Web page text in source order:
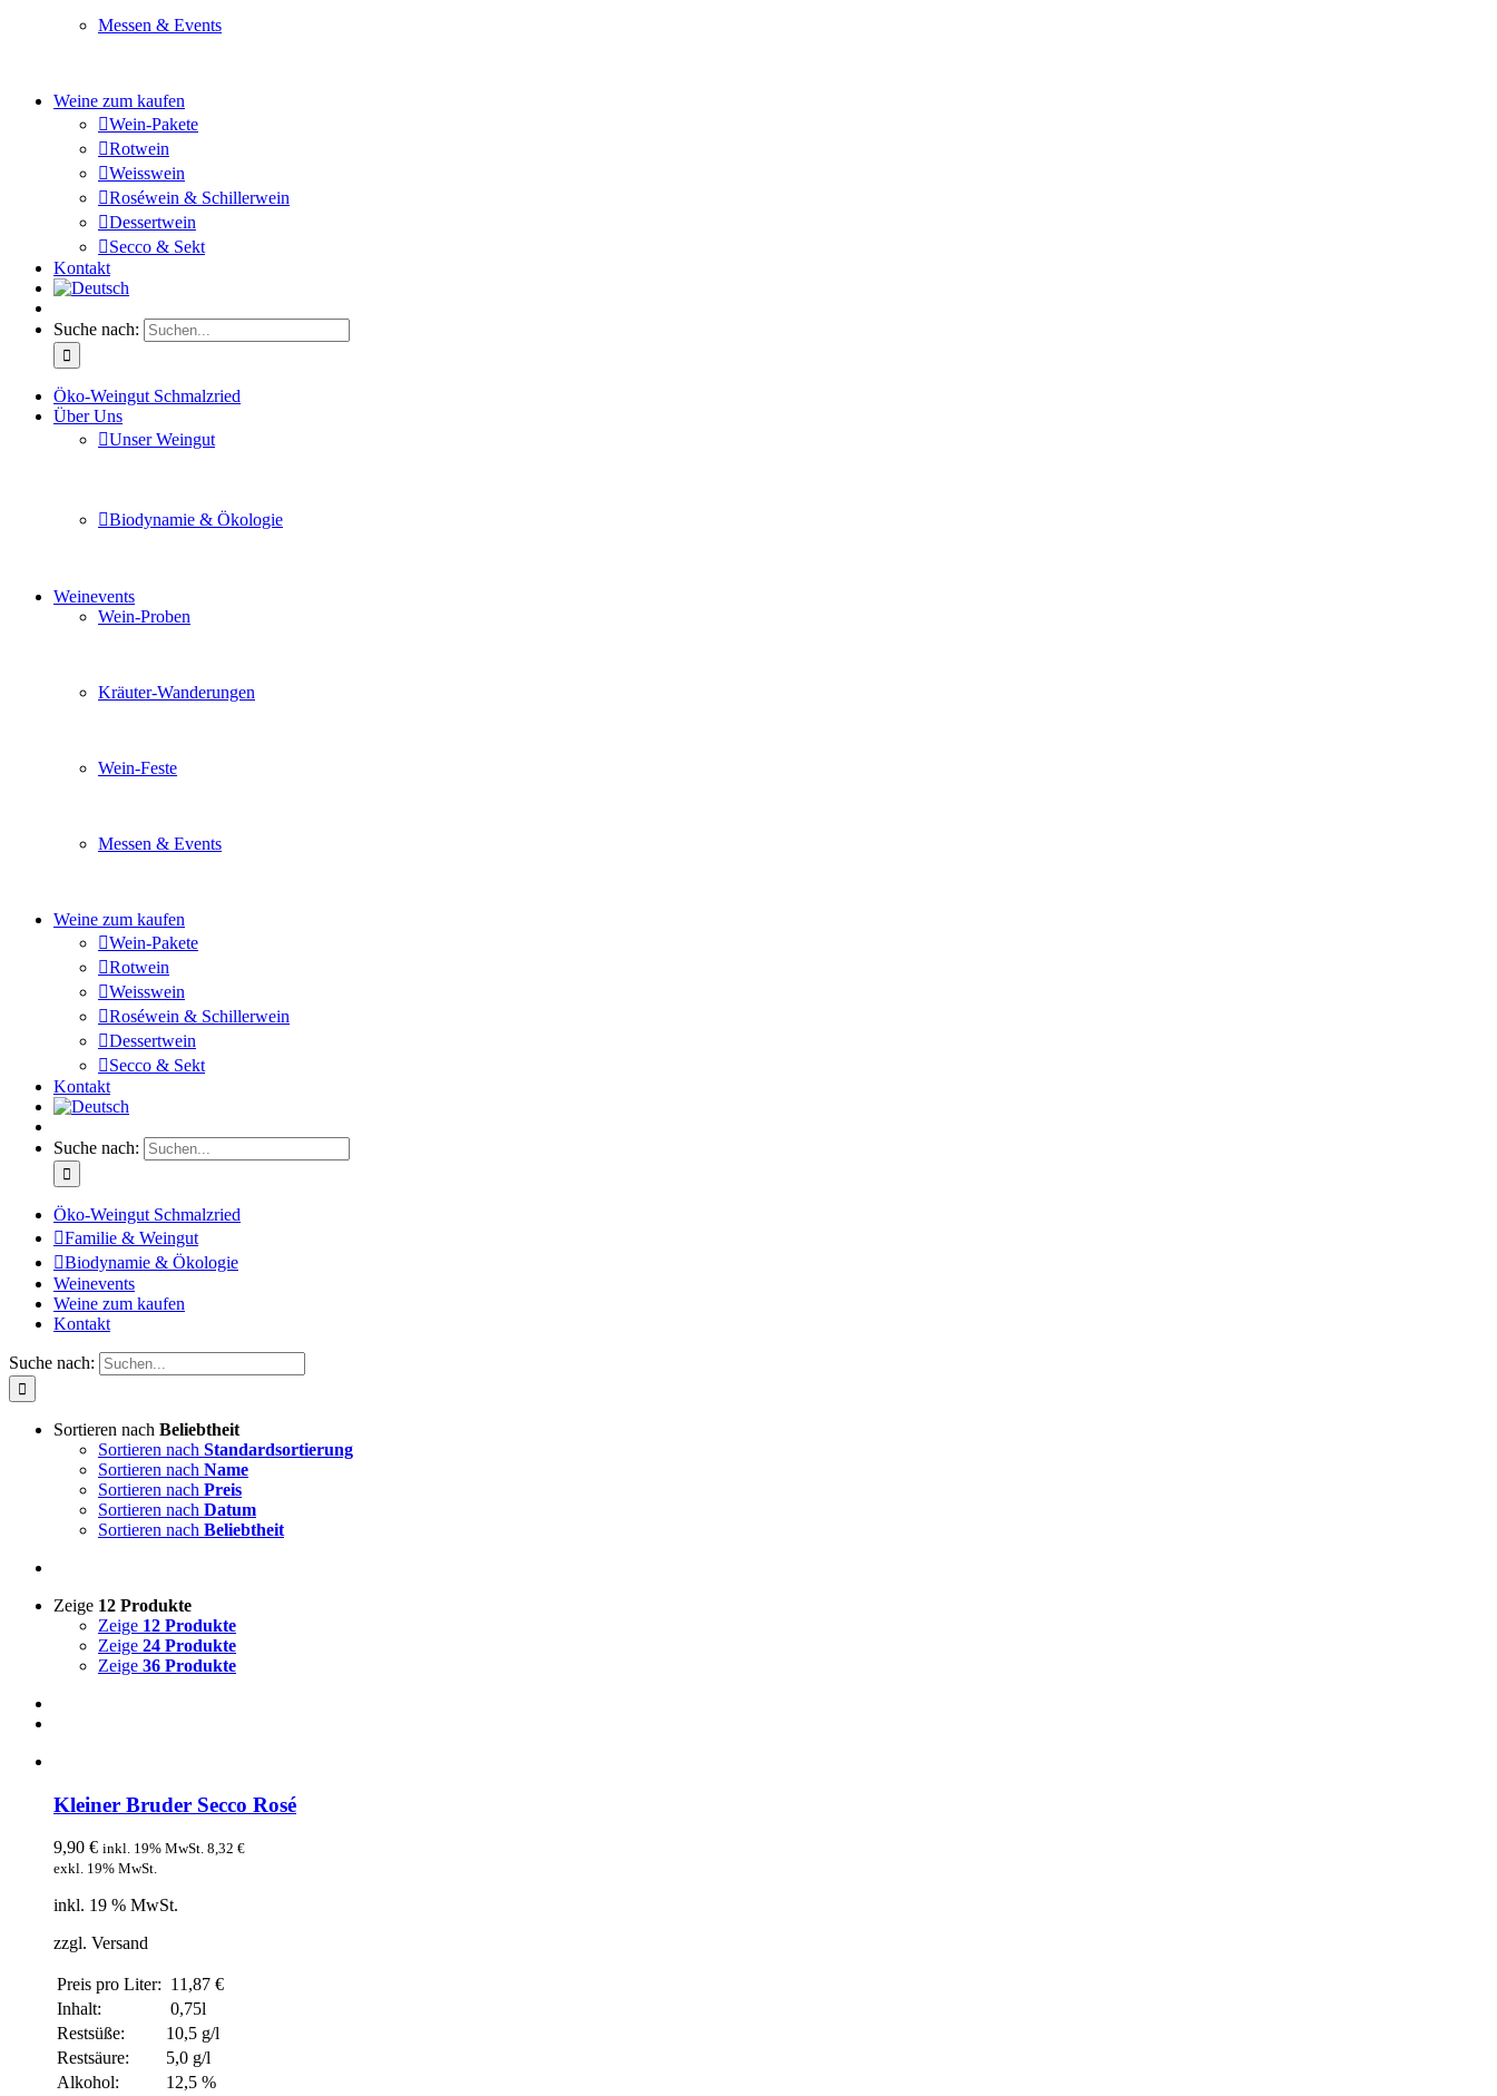
Messen & Events
Weine zum kaufen
Wein-Pakete
Rotwein
Weisswein
Roséwein & Schillerwein
Dessertwein
Secco & Sekt
Kontakt
Suche nach:
Öko-Weingut Schmalzried
Über Uns
Unser Weingut
Biodynamie & Ökologie
Weinevents
Wein-Proben
Kräuter-Wanderungen
Wein-Feste
Messen & Events
Weine zum kaufen
Wein-Pakete
Rotwein
Weisswein
Roséwein & Schillerwein
Dessertwein
Secco & Sekt
Kontakt
Suche nach:
Öko-Weingut Schmalzried
Familie & Weingut
Biodynamie & Ökologie
Weinevents
Weine zum kaufen
Kontakt
Suche nach:
Sortieren nach Beliebtheit
Sortieren nach Standardsortierung
Sortieren nach Name
Sortieren nach Preis
Sortieren nach Datum
Sortieren nach Beliebtheit
Zeige 12 Produkte
Zeige 12 Produkte
Zeige 24 Produkte
Zeige 36 Produkte
Kleiner Bruder Secco Rosé
9,90 € inkl. 19% MwSt. 8,32 €
exkl. 19% MwSt.
inkl. 19 % MwSt.
zzgl. Versand
Preis pro Liter: 11,87 €
Inhalt:
0,75l
Restsüße:
10,5 g/l
Restsäure:
5,0 g/l
Alkohol:
12,5 %